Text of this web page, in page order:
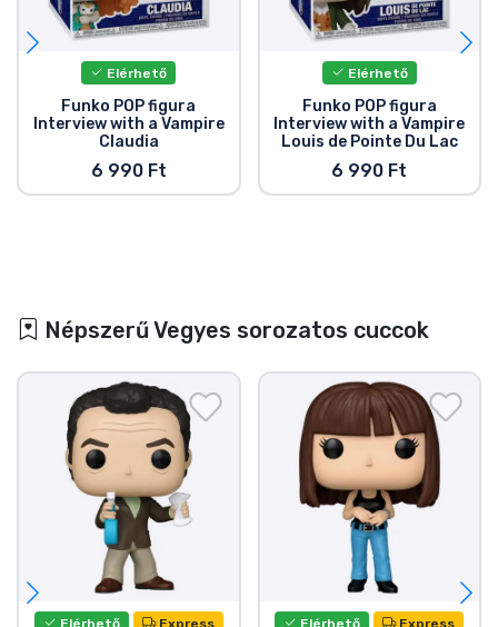
Elérhető
Funko POP figura
Interview with a Vampire
Claudia
6 990 Ft
Elérhető
Funko POP figura
Interview with a Vampire
Louis de Pointe Du Lac
6 990 Ft
Népszerű Vegyes sorozatos cuccok
Elérhető Express Elérhető Express